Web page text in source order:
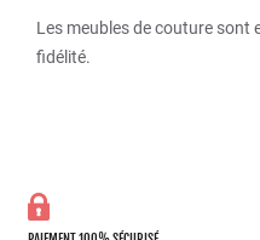
Les meubles de couture sont
fidélité.